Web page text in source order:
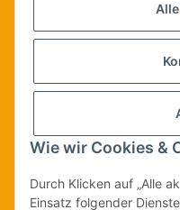
Wie wir Cookies &
Durch Klicken auf „Alle
Einsatz folgender